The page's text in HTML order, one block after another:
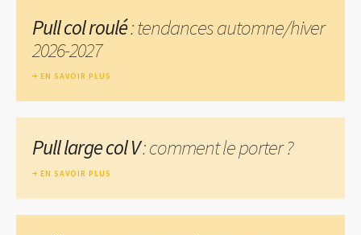
Pull col roulé: tendances automne/hiver
2026-2027
EN SAVOIR PLUS
Pull large col V: comment le porter ?
EN SAVOIR PLUS